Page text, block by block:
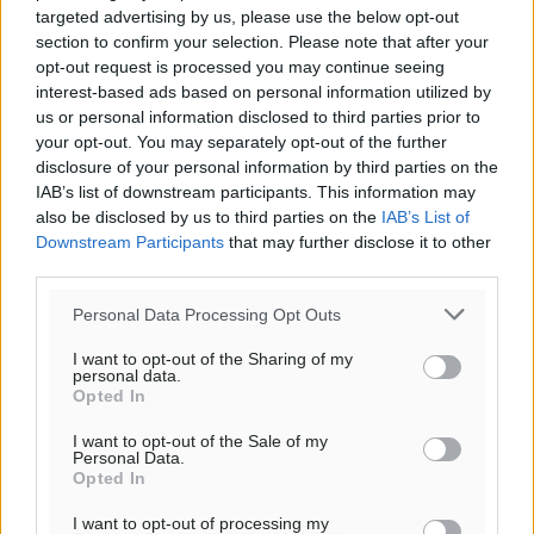
targeted advertising by us, please use the below opt-out
section to confirm your selection. Please note that after your
opt-out request is processed you may continue seeing
interest-based ads based on personal information utilized by
us or personal information disclosed to third parties prior to
your opt-out. You may separately opt-out of the further
disclosure of your personal information by third parties on the
IAB’s list of downstream participants. This information may
also be disclosed by us to third parties on the IAB’s List of
Downstream Participants that may further disclose it to other
Personal Data Processing Opt Outs
I want to opt-out of the Sharing of my
personal data.
Opted In
I want to opt-out of the Sale of my
Personal Data.
Opted In
I want to opt-out of processing my